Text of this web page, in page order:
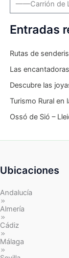
Entradas
Rutas de
Las
Descubre las
Turismo Rural en
Ossó de Sió –
Ubicaciones
Andalucía
Almería
Cádiz
Málaga